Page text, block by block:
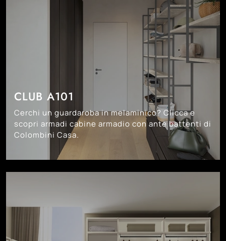
CLUB A101
Cerchi un guardaroba in melaminico? Clicca e
scopri armadi cabine armadio con ante battenti di
Colombini Casa.